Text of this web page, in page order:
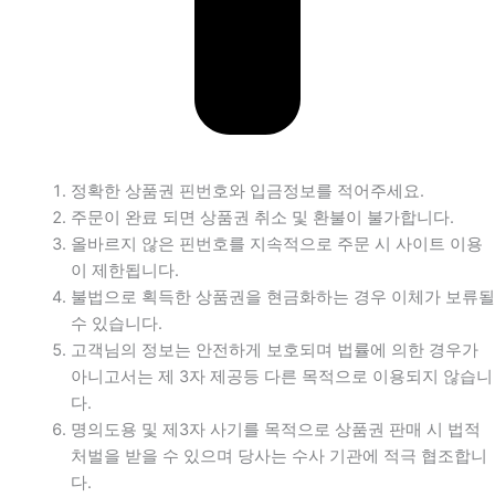
정확한 상품권 핀번호와 입금정보를 적어주세요.
주문이 완료 되면 상품권 취소 및 환불이 불가합니다.
올바르지 않은 핀번호를 지속적으로 주문 시 사이트 이용
이 제한됩니다.
불법으로 획득한 상품권을 현금화하는 경우 이체가 보류될
수 있습니다.
고객님의 정보는 안전하게 보호되며 법률에 의한 경우가
아니고서는 제 3자 제공등 다른 목적으로 이용되지 않습니
다.
명의도용 및 제3자 사기를 목적으로 상품권 판매 시 법적
처벌을 받을 수 있으며 당사는 수사 기관에 적극 협조합니
다.